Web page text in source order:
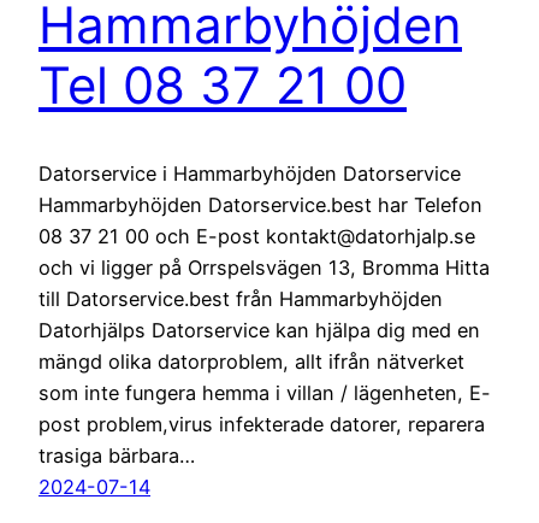
Hammarbyhöjden
Tel 08 37 21 00
Datorservice i Hammarbyhöjden Datorservice
Hammarbyhöjden Datorservice.best har Telefon
08 37 21 00 och E-post kontakt@datorhjalp.se
och vi ligger på Orrspelsvägen 13, Bromma Hitta
till Datorservice.best från Hammarbyhöjden
Datorhjälps Datorservice kan hjälpa dig med en
mängd olika datorproblem, allt ifrån nätverket
som inte fungera hemma i villan / lägenheten, E-
post problem,virus infekterade datorer, reparera
trasiga bärbara…
2024-07-14